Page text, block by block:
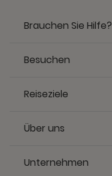
Brauchen Sie Hilfe?
Besuchen
Reiseziele
Über uns
Unternehmen